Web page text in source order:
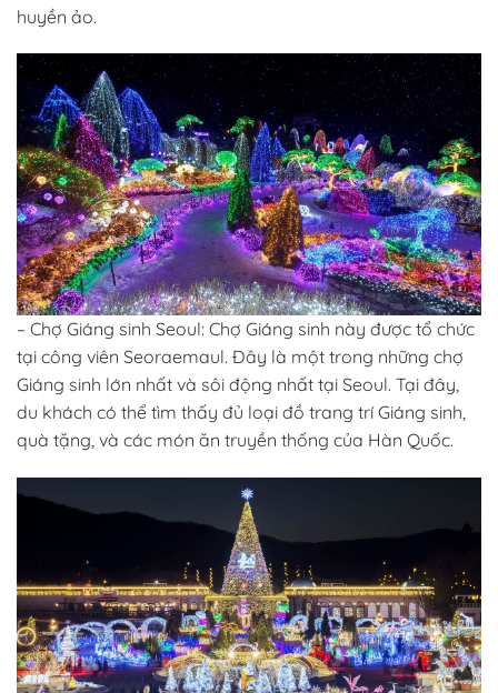
huyền ảo.
– Chợ Giáng sinh Seoul: Chợ Giáng sinh này được tổ chức
tại công viên Seoraemaul. Đây là một trong những chợ
Giáng sinh lớn nhất và sôi động nhất tại Seoul. Tại đây,
du khách có thể tìm thấy đủ loại đồ trang trí Giáng sinh,
quà tặng, và các món ăn truyền thống của Hàn Quốc.